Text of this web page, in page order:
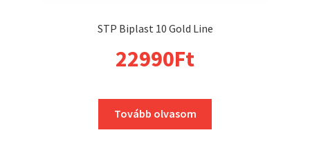
STP Biplast 10 Gold Line
22990Ft
Tovább olvasom